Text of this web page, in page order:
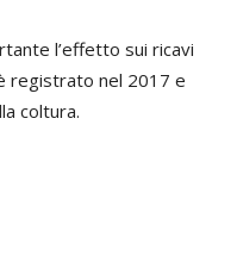
l’effetto sui ricavi
registrato nel 2017 e
coltura.